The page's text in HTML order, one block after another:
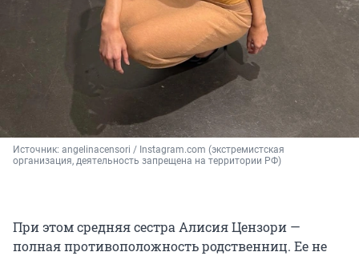
Источник: angelinacensori / Instagram.com (экстремистская
организация, деятельность запрещена на территории РФ)
При этом средняя сестра Алисия Цензори —
полная противоположность родственниц. Ее не